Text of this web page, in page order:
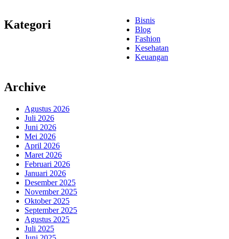
Kategori
Bisnis
Blog
Fashion
Kesehatan
Keuangan
Archive
Agustus 2026
Juli 2026
Juni 2026
Mei 2026
April 2026
Maret 2026
Februari 2026
Januari 2026
Desember 2025
November 2025
Oktober 2025
September 2025
Agustus 2025
Juli 2025